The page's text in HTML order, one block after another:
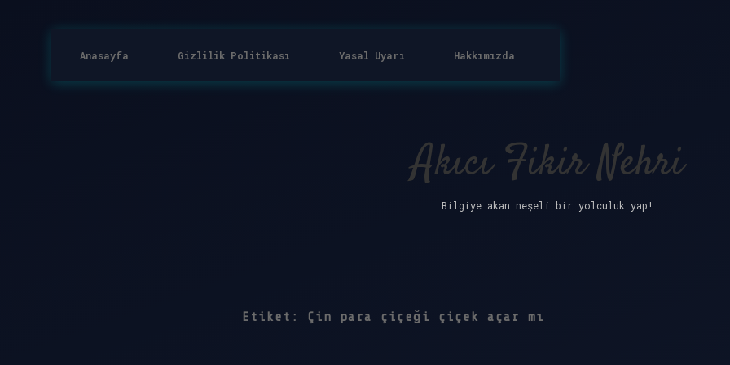
Anasayfa Gizlilik Politikası Yasal Uyarı Hakkımızda
Akıcı Fikir Nehri
Bilgiye akan neşeli bir yolculuk yap!
Etiket: Çin para çiçeği çiçek açar mı